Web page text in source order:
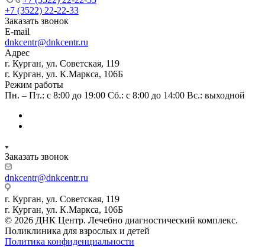
+7 (3522) 22-22-33
Заказать звонок
E-mail
dnkcentr@dnkcentr.ru
Адрес
г. Курган, ул. Советская, 119
г. Курган, ул. К.Маркса, 106Б
Режим работы
Пн. – Пт.: с 8:00 до 19:00 Сб.: с 8:00 до 14:00 Вс.: выходной
Заказать звонок
dnkcentr@dnkcentr.ru
г. Курган, ул. Советская, 119
г. Курган, ул. К.Маркса, 106Б
© 2026 ДНК Центр. Лечебно диагностический комплекс.
Поликлиника для взрослых и детей
Политика конфиденциальности